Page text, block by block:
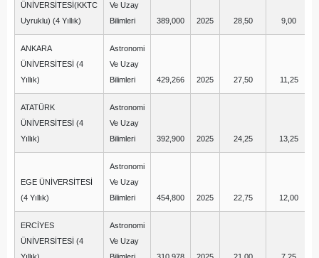
ÜNİVERSİTESİ(KKTC
Uyruklu) (4 Yıllık)
Ve Uzay
Bilimleri
389,000 2025 28,50 9,00
ANKARA
ÜNİVERSİTESİ (4
Yıllık)
Astronomi
Ve Uzay
Bilimleri
429,266 2025 27,50 11,25
ATATÜRK
ÜNİVERSİTESİ (4
Yıllık)
Astronomi
Ve Uzay
Bilimleri
392,900 2025 24,25 13,25
EGE ÜNİVERSİTESİ
(4 Yıllık)
Astronomi
Ve Uzay
Bilimleri
454,800 2025 22,75 12,00
ERCİYES
ÜNİVERSİTESİ (4
Astronomi
Ve Uzay